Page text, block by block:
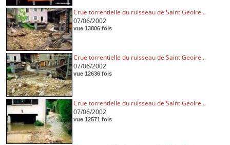
Crue torrentielle du ruisseau de Saint Geoire...
07/06/2002
vue 13806 fois
Crue torrentielle du ruisseau de Saint Geoire...
07/06/2002
vue 12636 fois
Crue torrentielle du ruisseau de Saint Geoire...
07/06/2002
vue 12571 fois